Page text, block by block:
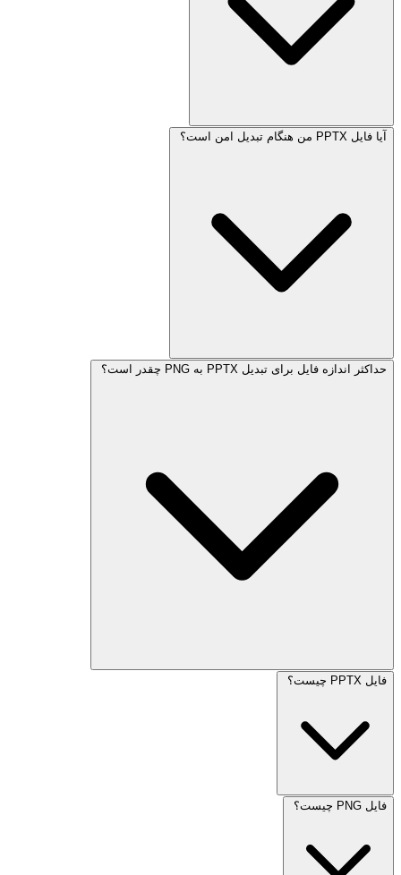
آیا فایل PPTX من هنگام تبدیل امن است؟
حداکثر اندازه فایل برای تبدیل PPTX به PNG چقدر است؟
فایل PPTX چیست؟
فایل PNG چیست؟